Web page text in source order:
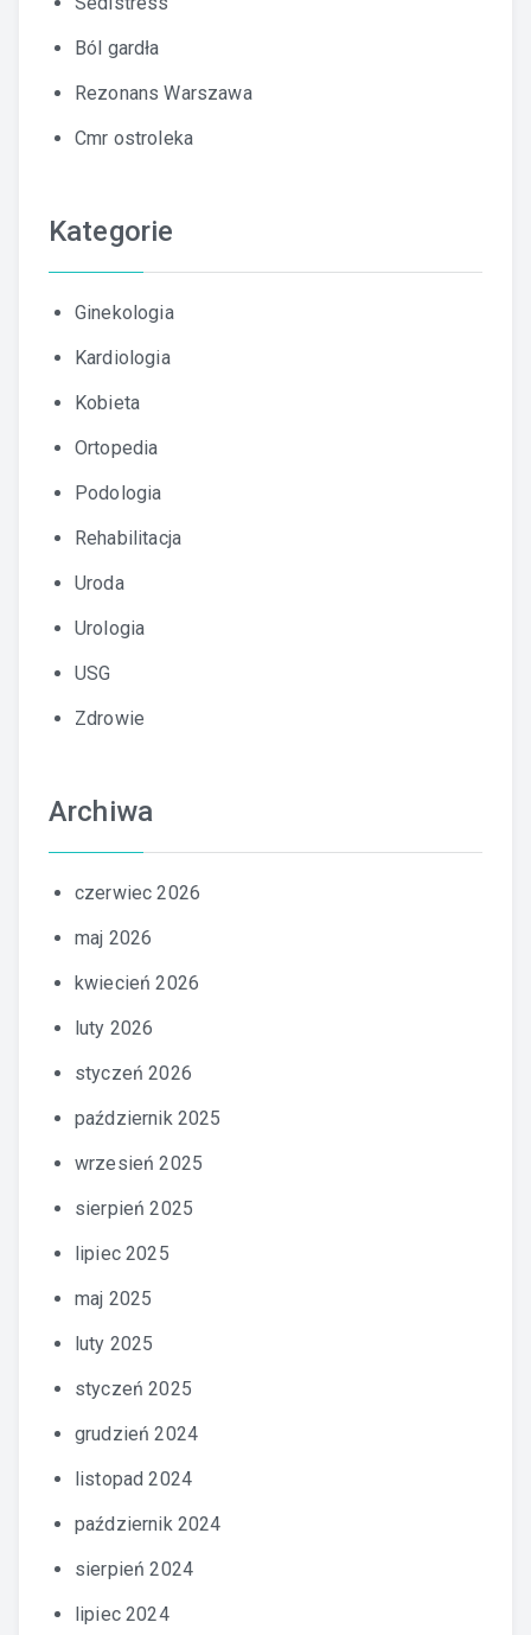
Ból gardła
Rezonans Warszawa
Cmr ostroleka
Kategorie
Ginekologia
Kardiologia
Kobieta
Ortopedia
Podologia
Rehabilitacja
Uroda
Urologia
USG
Zdrowie
Archiwa
czerwiec 2026
maj 2026
kwiecień 2026
luty 2026
styczeń 2026
październik 2025
wrzesień 2025
sierpień 2025
lipiec 2025
maj 2025
luty 2025
styczeń 2025
grudzień 2024
listopad 2024
październik 2024
sierpień 2024
lipiec 2024